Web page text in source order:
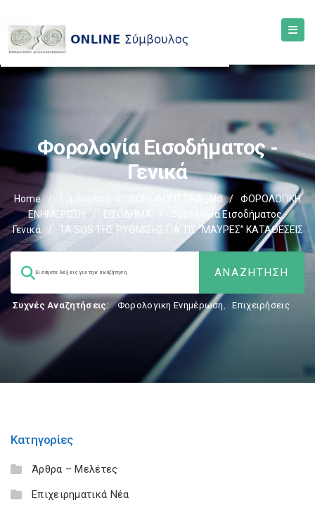
Φορολογία Εισοδήματος -
Γενικά
Home / Σύμβουλος ΦΟΡΟΛΟΓΙΣΤΙΚΑ_old /
ΦΟΡΟΛΟΓΙΚΗ
ΕΝΗΜΕΡΩΣΗ
/ ΕΙΣΟΔΗΜΑ /
Φορολογία Εισοδήματος -
Γενικά
/ ΤΑ SOS ΤΗΣ ΡΥΘΜΙΣΗΣ ΓΙΑ ΤΙΣ “ΜΑΥΡΕΣ” ΚΑΤΑΘΕΣΕΙΣ
Συχνές Αναζητήσεις: Φορολογικη Ενημέρωση, Επιχειρήσεις
Κατηγορίες
Άρθρα – Μελέτες
Επιχειρηματικά Νέα